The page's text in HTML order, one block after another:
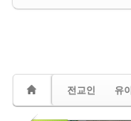
전교인 유